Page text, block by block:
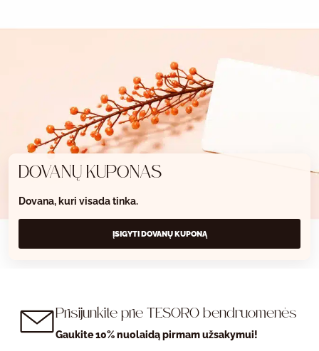
DOVANŲ KUPONAS
Dovana, kuri visada tinka.
ĮSIGYTI DOVANŲ KUPONĄ
Prisijunkite prie TESORO bendruomenės
Gaukite 10% nuolaidą pirmam užsakymui!